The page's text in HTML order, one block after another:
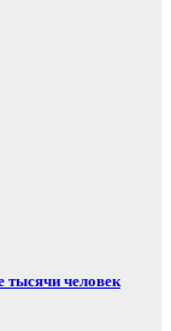
тысячи человек